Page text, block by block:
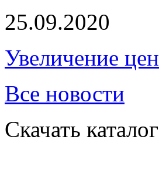
25.09.2020
Увеличение
Все новости
Скачать